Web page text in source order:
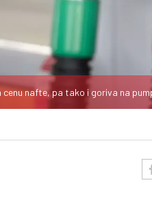
nafte, pa tako i goriva na